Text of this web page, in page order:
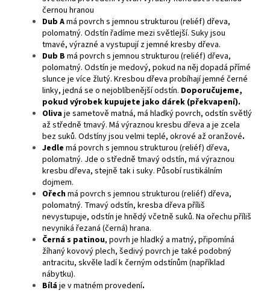
černou hranou
Dub Amá povrch s jemnou strukturou (reliéf) dřeva,
polomatný. Odstín řadíme mezi světlejší. Suky jsou
tmavé, výrazné a vystupují z jemné kresby dřeva.
Dub B má povrch s jemnou strukturou (reliéf) dřeva,
polomatný. Odstín je medový, pokud na něj dopadá přímé
slunce je více žlutý. Kresbou dřeva probíhají jemné černé
linky, jedná se o nejoblíbenější odstín. Doporučujeme,
pokud výrobek kupujete jako dárek (překvapení).
Olivaje sametově matná, má hladký povrch, odstín světlý
až středně tmavý. Má výraznou kresbu dřeva a je zcela
bez suků. Odstíny jsou velmi teplé, okrové až oranžové.
Jedle má povrch s jemnou strukturou (reliéf) dřeva,
polomatný. Jde o středně tmavý odstín, má výraznou
kresbu dřeva, stejně tak i suky. Působí rustikálním
dojmem.
Ořechmá povrch s jemnou strukturou (reliéf) dřeva,
polomatný. Tmavý odstín, kresba dřeva příliš
nevystupuje, odstín je hnědý včetně suků. Na ořechu příliš
nevyniká řezaná (černá) hrana.
Černá s patinou, povrh je hladký a matný, připomíná
žíhaný kovový plech, šedivý povrch je také podobný
antracitu, skvěle ladí k černým odstínům (například
nábytku).
Bíláje v matném provedení.